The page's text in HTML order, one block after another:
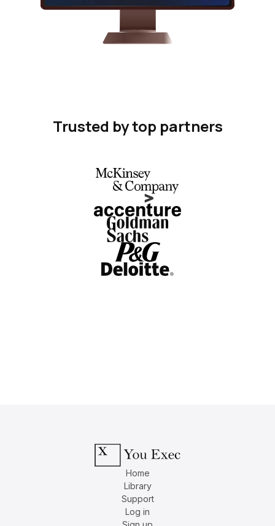
Trusted by top partners
Home
Library
Support
Log in